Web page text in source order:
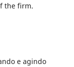
the firm.
e agindo